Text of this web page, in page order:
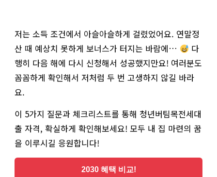
저는 소득 조건에서 아슬아슬하게 걸렸었어요. 연말정
산 때 예상치 못하게 보너스가 터지는 바람에…
다
행히 다음 해에 다시 신청해서 성공했지만요! 여러분도
꼼꼼하게 확인해서 저처럼 두 번 고생하지 않길 바라
요.
이 5가지 질문과 체크리스트를 통해 청년버팀목전세대
출 자격, 확실하게 확인해보세요! 모두 내 집 마련의 꿈
을 이루시길 응원합니다!
2030 혜택 비교!